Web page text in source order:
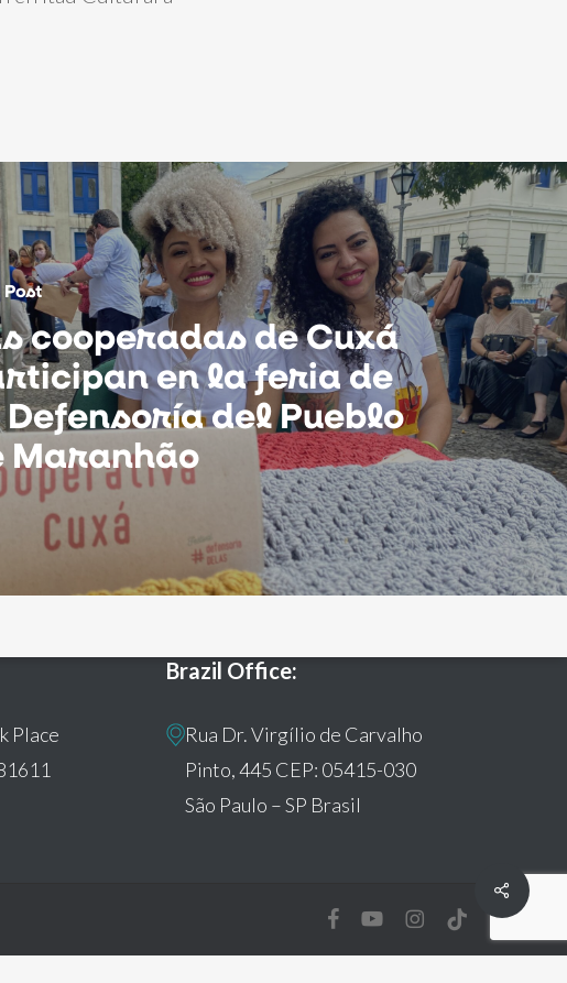
cooperadas de Cuxá
en la feria de
del Pueblo
Maranhão
Share
Place
Brazil Office:
Rua Dr. Virgílio de Carvalho
Pinto, 445 CEP: 05415-030
São Paulo – SP Brasil
facebookyoutubeinstagram
tiktok